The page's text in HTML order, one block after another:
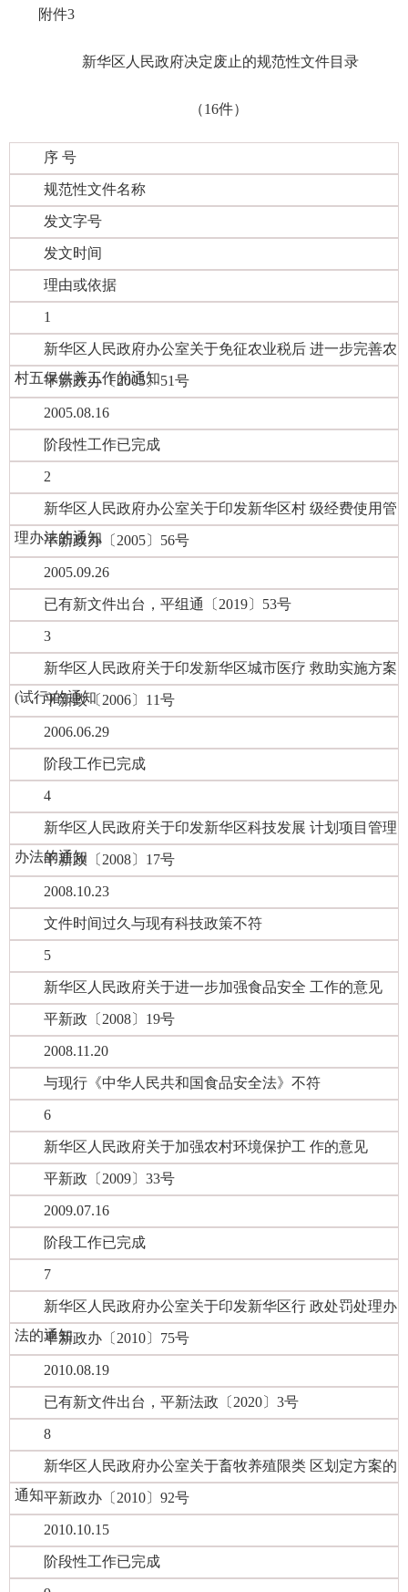
附件3
新华区人民政府决定废止的规范性文件目录
（16件）
序 号
规范性文件名称
发文字号
发文时间
理由或依据
1
新华区人民政府办公室关于免征农业税后 进一步完善农
村五保供养工作的通知
平新政办〔2005〕51号
2005.08.16
阶段性工作已完成
2
新华区人民政府办公室关于印发新华区村 级经费使用管
理办法的通知
平新政办〔2005〕56号
2005.09.26
已有新文件出台，平组通〔2019〕53号
3
新华区人民政府关于印发新华区城市医疗 救助实施方案
(试行)的通知
平新政〔2006〕11号
2006.06.29
阶段工作已完成
4
新华区人民政府关于印发新华区科技发展 计划项目管理
办法的通知
平新政〔2008〕17号
2008.10.23
文件时间过久与现有科技政策不符
5
新华区人民政府关于进一步加强食品安全 工作的意见
平新政〔2008〕19号
2008.11.20
与现行《中华人民共和国食品安全法》不符
6
新华区人民政府关于加强农村环境保护工 作的意见
平新政〔2009〕33号
2009.07.16
阶段工作已完成
7
新华区人民政府办公室关于印发新华区行 政处罚处理办
法的通知平新政办〔2010〕75号
2010.08.19
已有新文件出台，平新法政〔2020〕3号
8
新华区人民政府办公室关于畜牧养殖限类 区划定方案的
通知平新政办〔2010〕92号
2010.10.15
阶段性工作已完成